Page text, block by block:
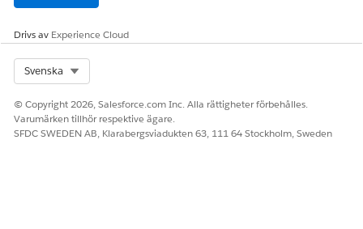
Drivs av Experience Cloud
Svenska
© Copyright 2026, Salesforce.com Inc. Alla rättigheter förbehålles.
Varumärken tillhör respektive ägare.
SFDC SWEDEN AB, Klarabergsviadukten 63, 111 64 Stockholm, Sweden